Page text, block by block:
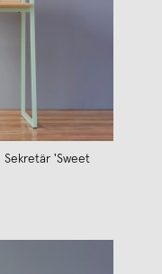
Sekretär 'Sweet